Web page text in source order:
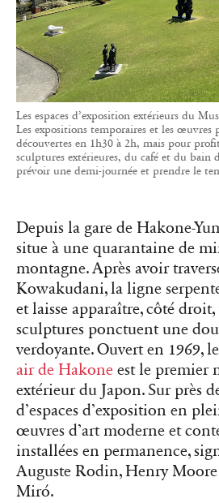
Les espaces d’exposition extérieurs du
Les expositions temporaires et les œuvres
découvertes en 1h30 à 2h, mais pour
sculptures extérieures, du café et du bain
prévoir une demi-journée et prendre le
Depuis la gare de Hakone-
situe à une quarantaine de
montagne. Après avoir
Kowakudani, la ligne
et laisse apparaître, côté droit,
sculptures ponctuent une
verdoyante. Ouvert en 1969, le
air de Hakone est le premier
extérieur du Japon. Sur près
d’espaces d’exposition en
œuvres d’art moderne et
installées en permanence,
Auguste Rodin, Henry
Miró.